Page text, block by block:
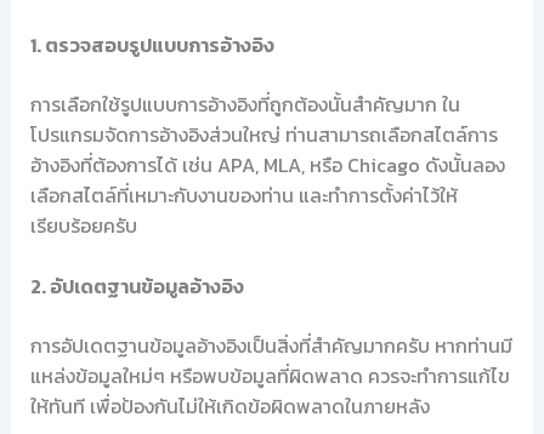
1. ตรวจสอบรูปแบบการอ้างอิง
การเลือกใช้รูปแบบการอ้างอิงที่ถูกต้องนั้นสำคัญมาก ใน
โปรแกรมจัดการอ้างอิงส่วนใหญ่ ท่านสามารถเลือกสไตล์การ
อ้างอิงที่ต้องการได้ เช่น APA, MLA, หรือ Chicago ดังนั้นลอง
เลือกสไตล์ที่เหมาะกับงานของท่าน และทำการตั้งค่าไว้ให้
เรียบร้อยครับ
2. อัปเดตฐานข้อมูลอ้างอิง
การอัปเดตฐานข้อมูลอ้างอิงเป็นสิ่งที่สำคัญมากครับ หากท่านมี
แหล่งข้อมูลใหม่ๆ หรือพบข้อมูลที่ผิดพลาด ควรจะทำการแก้ไข
ให้ทันที เพื่อป้องกันไม่ให้เกิดข้อผิดพลาดในภายหลัง